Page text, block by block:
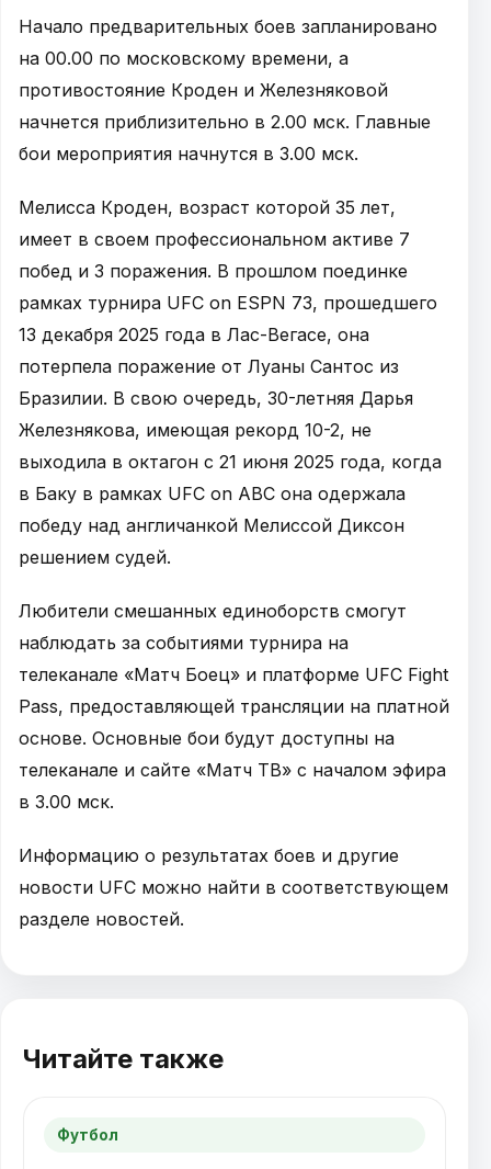
Начало предварительных боев запланировано
на 00.00 по московскому времени, а
противостояние Кроден и Железняковой
начнется приблизительно в 2.00 мск. Главные
бои мероприятия начнутся в 3.00 мск.
Мелисса Кроден, возраст которой 35 лет,
имеет в своем профессиональном активе 7
побед и 3 поражения. В прошлом поединке
рамках турнира UFC on ESPN 73, прошедшего
13 декабря 2025 года в Лас-Вегасе, она
потерпела поражение от Луаны Сантос из
Бразилии. В свою очередь, 30-летняя Дарья
Железнякова, имеющая рекорд 10-2, не
выходила в октагон с 21 июня 2025 года, когда
в Баку в рамках UFC on ABC она одержала
победу над англичанкой Мелиссой Диксон
решением судей.
Любители смешанных единоборств смогут
наблюдать за событиями турнира на
телеканале «Матч Боец» и платформе UFC Fight
Pass, предоставляющей трансляции на платной
основе. Основные бои будут доступны на
телеканале и сайте «Матч ТВ» с началом эфира
в 3.00 мск.
Информацию о результатах боев и другие
новости UFC можно найти в соответствующем
разделе новостей.
Читайте также
Футбол